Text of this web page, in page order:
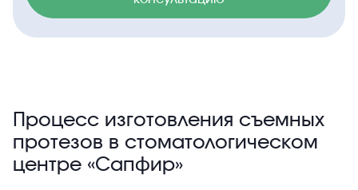
Процесс изготовления съемных
протезов в стоматологическом
центре «Сапфир»